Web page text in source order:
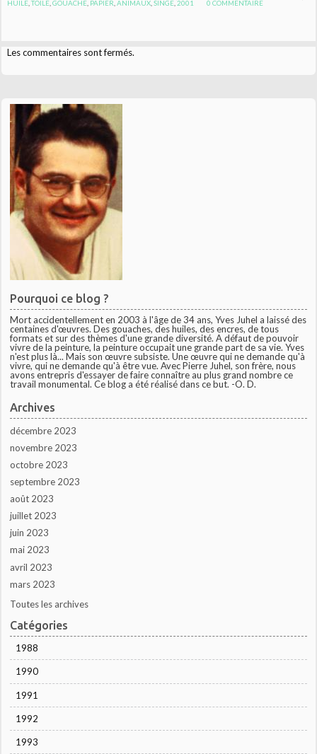
Pourquoi ce blog ?
Mort accidentellement en 2003 à l'âge de 34 ans, Yves Juhel a laissé des
centaines d'œuvres. Des gouaches, des huiles, des encres, de tous
formats et sur des thèmes d'une grande diversité. A défaut de pouvoir
vivre de la peinture, la peinture occupait une grande part de sa vie. Yves
n'est plus là... Mais son œuvre subsiste. Une œuvre qui ne demande qu'à
vivre, qui ne demande qu'à être vue. Avec Pierre Juhel, son frère, nous
avons entrepris d'essayer de faire connaître au plus grand nombre ce
travail monumental. Ce blog a été réalisé dans ce but. -O. D.
Archives
décembre 2023
novembre 2023
octobre 2023
septembre 2023
août 2023
juillet 2023
juin 2023
mai 2023
avril 2023
mars 2023
Toutes les archives
Catégories
1988
1990
1991
1992
1993
HUILE ,TOILE ,GOUACHE PAPIER ,ANIMAUX ,SINGE ,2001 0 COMMENTAIRE
Les commentaires sont fermés.